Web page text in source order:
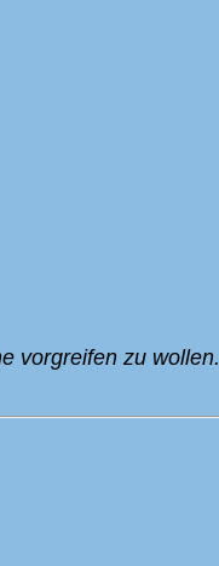
vorgreifen zu wollen.